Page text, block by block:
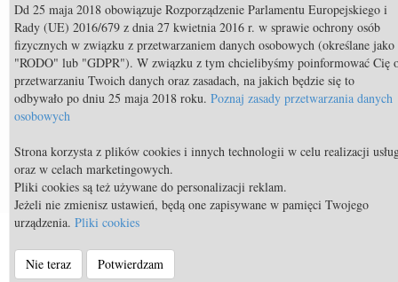
Społeczności
© Equista.pl 2014 - 2026 - a timeless venture |
Polityka prywatności
Dd 25 maja 2018 obowiązuje Rozporządzenie Parlamentu Europejskiego i
Rady (UE) 2016/679 z dnia 27 kwietnia 2016 r. w sprawie ochrony osób
fizycznych w związku z przetwarzaniem danych osobowych (określane jako
"RODO" lub "GDPR"). W związku z tym chcielibyśmy poinformować Cię
przetwarzaniu Twoich danych oraz zasadach, na jakich będzie się to
odbywało po dniu 25 maja 2018 roku. Poznaj zasady przetwarzania danych
osobowych
Strona korzysta z plików cookies i innych technologii w celu realizacji
oraz w celach marketingowych.
Pliki cookies są też używane do personalizacji reklam.
Jeżeli nie zmienisz ustawień, będą one zapisywane w pamięci Twojego
urządzenia. Pliki cookies
Nie teraz Potwierdzam